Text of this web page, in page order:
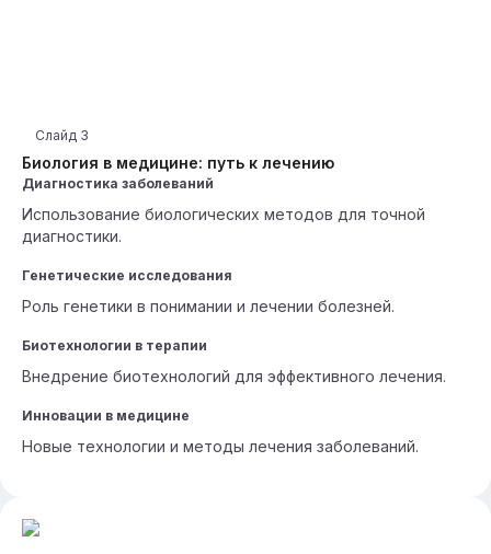
Биология в медицине: путь к лечению
Слайд 3
Диагностика заболеваний
Использование биологических методов для точной
диагностики.
Генетические исследования
Роль генетики в понимании и лечении болезней.
Биотехнологии в терапии
Внедрение биотехнологий для эффективного лечения.
Инновации в медицине
Новые технологии и методы лечения заболеваний.